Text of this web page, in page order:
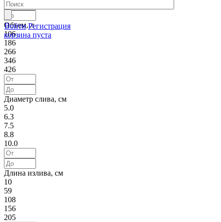
Войти Регистрация
корзина пуста
Объем, л
106
186
266
346
426
Диаметр слива, см
5.0
6.3
7.5
8.8
10.0
Длина излива, см
10
59
108
156
205